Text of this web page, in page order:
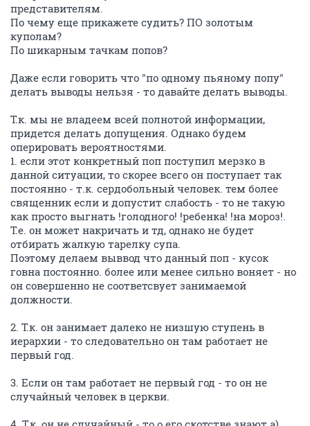
представителям.
По чему еще прикажете судить? ПО золотым
куполам?
По шикарным тачкам попов?
Даже если говорить что "по одному пьяному попу"
делать выводы нельзя - то давайте делать выводы.
Т.к. мы не владеем всей полнотой информации,
придется делать допущения. Однако будем
оперировать вероятностями.
1. если этот конкретный поп поступил мерзко в
данной ситуации, то скорее всего он поступает так
постоянно - т.к. сердобольный человек. тем более
священник если и допустит слабость - то не такую
как просто выгнать !голодного! !ребенка! !на мороз!.
Т.е. он может накричать и тд, однако не будет
отбирать жалкую тарелку супа.
Поэтому делаем выввод что данный поп - кусок
говна постоянно. более или менее сильно воняет - но
он совершенно не соответсвует занимаемой
должности.
2. Т.к. он занимает далеко не низшую ступень в
иерархии - то следовательно он там работает не
первый год.
3. Если он там работает не первый год - то он не
случайный человек в церкви.